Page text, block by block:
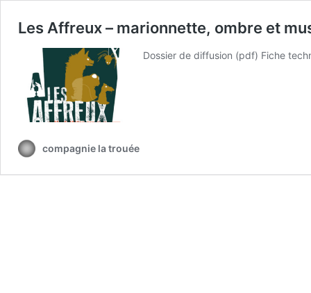
Les Affreux – marionnette, ombre et
Dossier de diffusion (pdf) Fiche
compagnie la trouée